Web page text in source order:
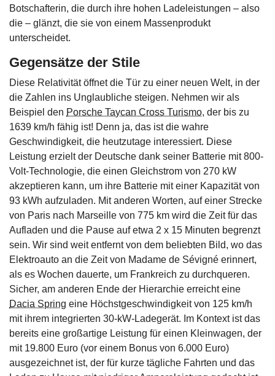
Botschafterin, die durch ihre hohen Ladeleistungen – also
die – glänzt, die sie von einem Massenprodukt
unterscheidet.
Gegensätze der Stile
Diese Relativität öffnet die Tür zu einer neuen Welt, in der
die Zahlen ins Unglaubliche steigen. Nehmen wir als
Beispiel den Porsche Taycan Cross Turismo, der bis zu
1639 km/h fähig ist! Denn ja, das ist die wahre
Geschwindigkeit, die heutzutage interessiert. Diese
Leistung erzielt der Deutsche dank seiner Batterie mit 800-
Volt-Technologie, die einen Gleichstrom von 270 kW
akzeptieren kann, um ihre Batterie mit einer Kapazität von
93 kWh aufzuladen. Mit anderen Worten, auf einer Strecke
von Paris nach Marseille von 775 km wird die Zeit für das
Aufladen und die Pause auf etwa 2 x 15 Minuten begrenzt
sein. Wir sind weit entfernt von dem beliebten Bild, wo das
Elektroauto an die Zeit von Madame de Sévigné erinnert,
als es Wochen dauerte, um Frankreich zu durchqueren.
Sicher, am anderen Ende der Hierarchie erreicht eine
Dacia Spring eine Höchstgeschwindigkeit von 125 km/h
mit ihrem integrierten 30-kW-Ladegerät. Im Kontext ist das
bereits eine großartige Leistung für einen Kleinwagen, der
mit 19.800 Euro (vor einem Bonus von 6.000 Euro)
ausgezeichnet ist, der für kurze tägliche Fahrten und das